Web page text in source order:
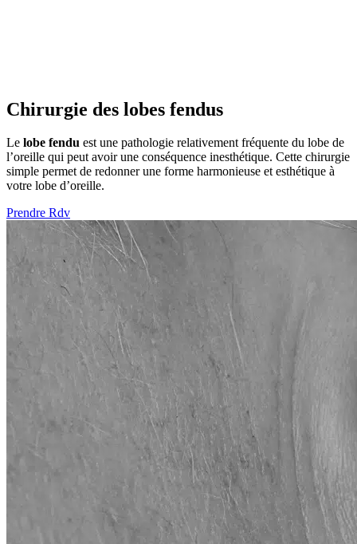
Chirurgie des lobes fendus
Le lobe fendu est une pathologie relativement fréquente du lobe de
l’oreille qui peut avoir une conséquence inesthétique. Cette chirurgie
simple permet de redonner une forme harmonieuse et esthétique à
votre lobe d’oreille.
Prendre Rdv